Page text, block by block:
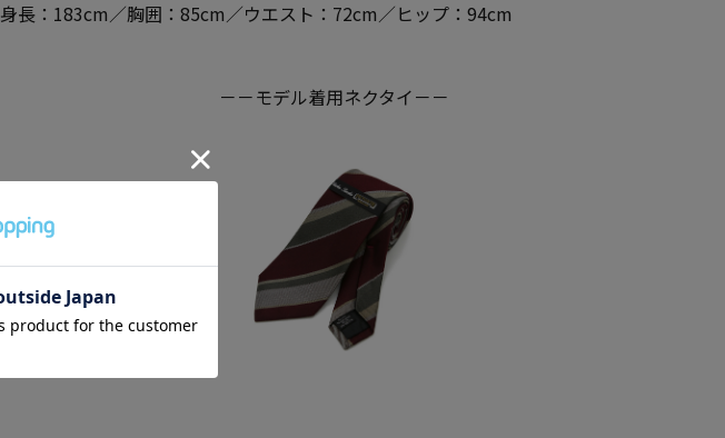
身長：183cm／胸囲：85cm／ウエスト：72cm／ヒップ：94cm
－－モデル着用ネクタイ－－